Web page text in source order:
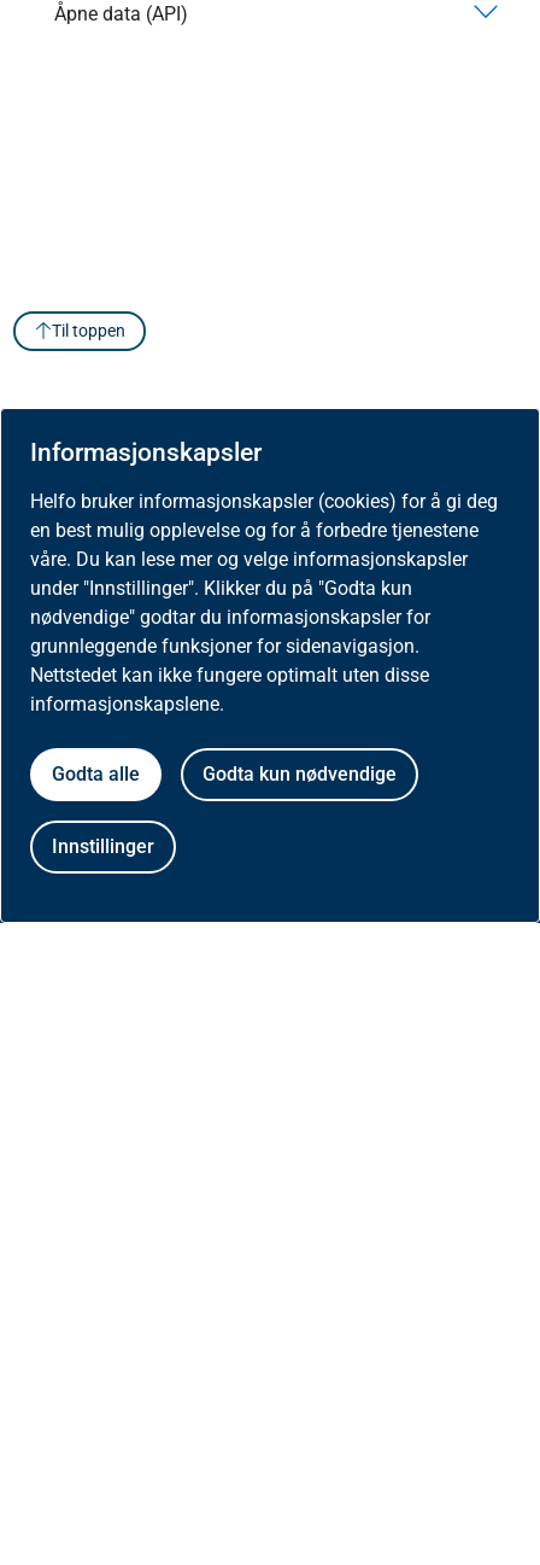
Informasjonskapsler
Helfo bruker informasjonskapsler (cookies) for å gi deg
en best mulig opplevelse og for å forbedre tjenestene
våre. Du kan lese mer og velge informasjonskapsler
under "Innstillinger". Klikker du på "Godta kun
nødvendige" godtar du informasjonskapsler for
grunnleggende funksjoner for sidenavigasjon.
Nettstedet kan ikke fungere optimalt uten disse
informasjonskapslene.
Godta alle Godta kun nødvendige
Innstillinger
Åpne data (API)
Til toppen
Om Helfo
Vår organisasjon
Ledig stilling
Kontakt oss
About Helfo
Postboks 2415